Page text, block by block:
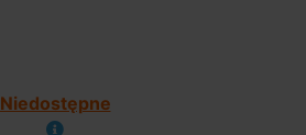
Niedostępne